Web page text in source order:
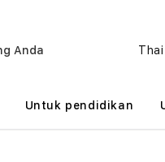
Anda
B
h
Thai
Untuk pendidikan